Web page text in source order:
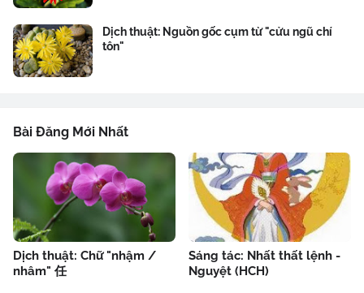
Dịch thuật: Nguồn gốc cụm từ "cửu ngũ chí
tôn"
Bài Đăng Mới Nhất
Dịch thuật: Chữ "nhậm /
nhâm" 任
Sáng tác: Nhất thất lệnh -
Nguyệt (HCH)